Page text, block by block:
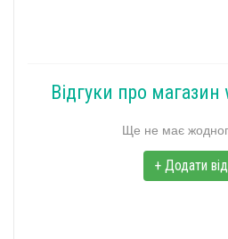
Відгуки про
Ще не має
+ Додати